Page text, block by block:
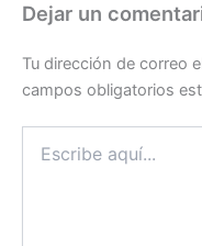
Dejar un
Tu dirección de correo
campos obligatorios
aquí...